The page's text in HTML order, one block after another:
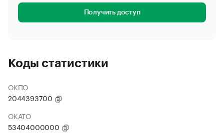
Получить доступ
Коды статистики
ОКПО
2044393700
ОКАТО
53404000000